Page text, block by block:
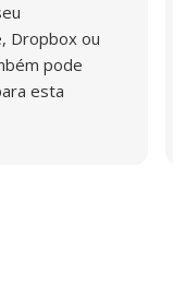
Dropbox ou
pode
esta